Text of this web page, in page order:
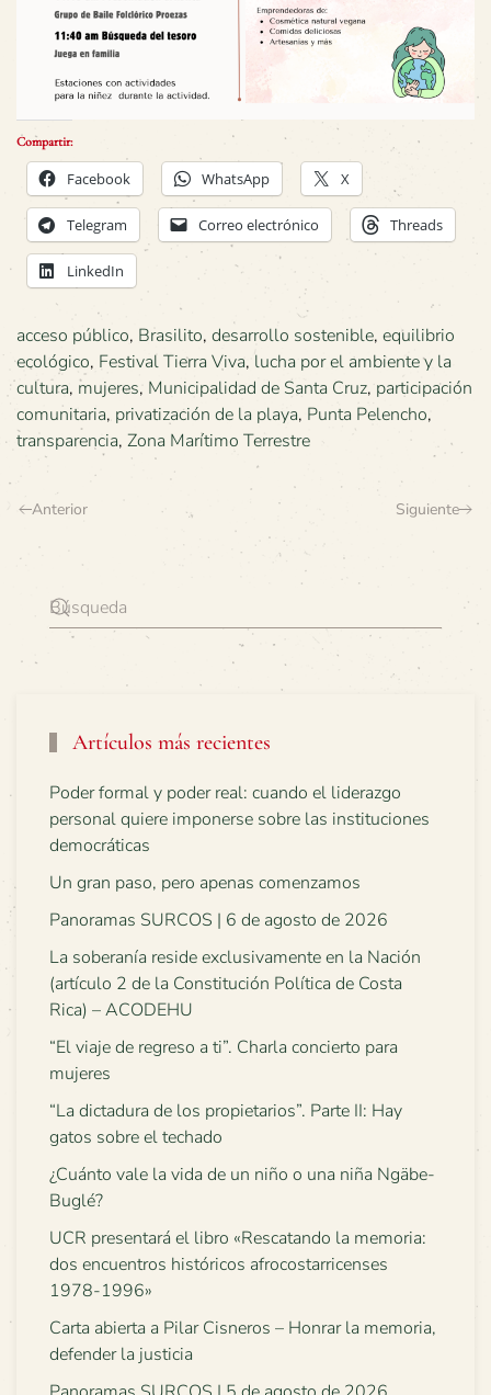
Compartir:
Facebook WhatsApp X
Telegram Correo electrónico Threads
LinkedIn
acceso público, Brasilito, desarrollo sostenible, equilibrio
ecológico, Festival Tierra Viva, lucha por el ambiente y la
cultura, mujeres, Municipalidad de Santa Cruz, participación
comunitaria, privatización de la playa, Punta Pelencho,
transparencia, Zona Marítimo Terrestre
Anterior Siguiente
Artículos más recientes
Poder formal y poder real: cuando el liderazgo
personal quiere imponerse sobre las instituciones
democráticas
Un gran paso, pero apenas comenzamos
Panoramas SURCOS | 6 de agosto de 2026
La soberanía reside exclusivamente en la Nación
(artículo 2 de la Constitución Política de Costa
Rica) – ACODEHU
“El viaje de regreso a ti”. Charla concierto para
mujeres
“La dictadura de los propietarios”. Parte II: Hay
gatos sobre el techado
¿Cuánto vale la vida de un niño o una niña Ngäbe-
Buglé?
UCR presentará el libro «Rescatando la memoria:
dos encuentros históricos afrocostarricenses
1978-1996»
Carta abierta a Pilar Cisneros – Honrar la memoria,
defender la justicia